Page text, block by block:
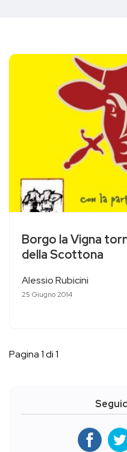
Borgo la Vigna
della Scottona
Alessio Rubicini
25 Giugno 2014
Pagina 1 di 1